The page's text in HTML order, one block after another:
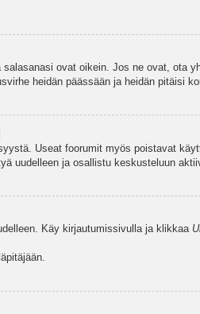
ovat oikein. Jos ne ovat, ota
heidän päässään ja heidän pitäisi
Useat foorumit myös poistavat
uudelleen ja osallistu keskusteluun
Käy kirjautumissivulla ja klikkaa